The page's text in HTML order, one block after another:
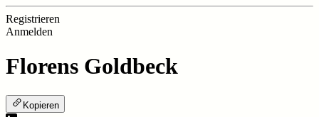
Registrieren
Anmelden
Florens Goldbeck
Kopieren